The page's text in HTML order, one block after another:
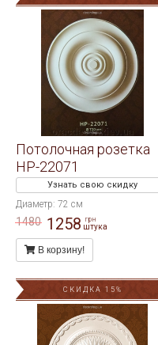
Потолочная розетка
HP-22071
Узнать свою скидку
Диаметр: 72 см
1480 1258 грн
штука
В корзину!
СКИДКА 15%